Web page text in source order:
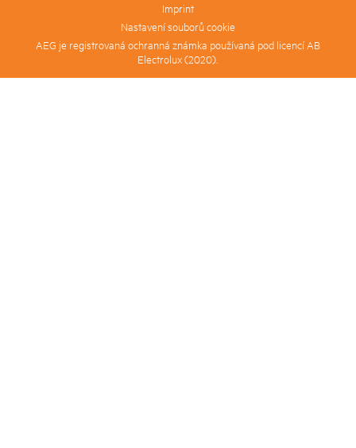
Imprint
Nastavení souborů cookie
AEG je registrovaná ochranná známka používaná pod licencí AB
Electrolux (2020).